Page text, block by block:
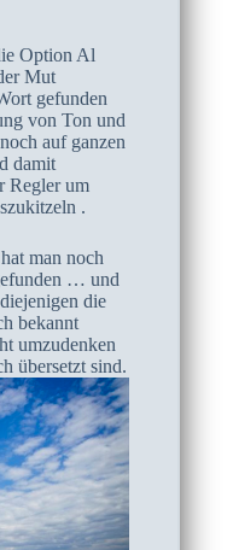
Option Al
Mut
gefunden
von Ton und
auf ganzen
damit
Regler um
.
man noch
… und
die
bekannt
umzudenken
übersetzt sind.